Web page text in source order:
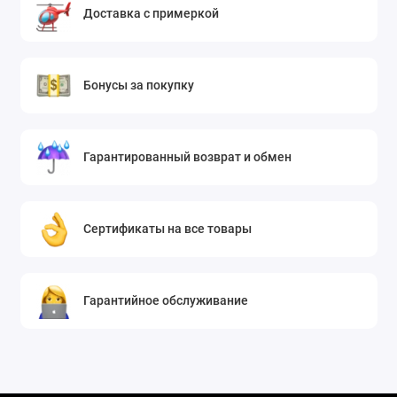
инвестируете в передовые технологии и безупречный
стиль. Эти кроссовки подарят вам ощущение полета
коллекции премиальной обуви.
Доставка с примеркой
Бонусы за покупку
Гарантированный возврат и обмен
Сертификаты на все товары
Гарантийное обслуживание